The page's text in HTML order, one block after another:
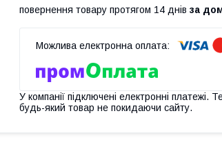
повернення товару протягом 14 днів за
У компанії підключені електронні платежі.
будь-який товар не покидаючи сайту.